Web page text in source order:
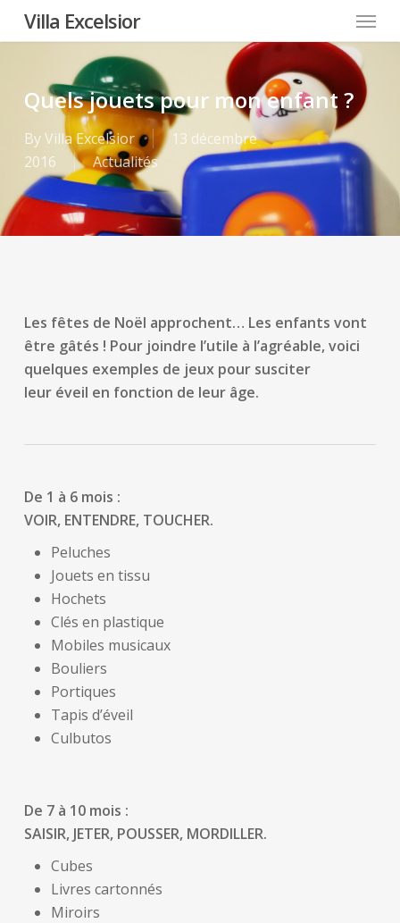
Skip
content
Villa Excelsior Menu
Quels jouets pour mon enfant ?
ByVilla Excelsior
13 décembre
2016
Actualités
Les fêtes de Noël approchent… Les enfants vont
être gâtés ! Pour joindre l’utile à l’agréable, voici
quelques exemples de jeux pour susciter
leur éveil en fonction de leur âge.
De 1 à 6 mois :
VOIR, ENTENDRE, TOUCHER.
Peluches
Jouets en tissu
Hochets
Clés en plastique
Mobiles musicaux
Bouliers
Portiques
Tapis d’éveil
Culbutos
De 7 à 10 mois :
SAISIR, JETER, POUSSER, MORDILLER.
Cubes
Livres cartonnés
Miroirs